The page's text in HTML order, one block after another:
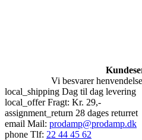
Vi besvarer
local_shipping Dag til dag levering
local_offer Fragt: Kr. 29,-
assignment_return 28 dages returret
email Mail: prodamp@prodamp.dk
phone Tlf: 22 44 45 62